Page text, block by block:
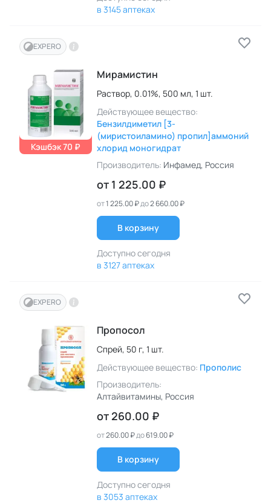
в 3145 аптеках
EXPERO
Кэшбэк 70 ₽
Мирамистин
Раствор, 0.01%, 500 мл, 1 шт.
Действующее вещество:
Бензилдиметил [3-
(миристоиламино) пропил]аммоний
хлорид моногидрат
Производитель: Инфамед, Россия
от 1 225.00 ₽
от1 225.00 ₽до2 660.00 ₽
В корзину
Доступно сегодня
в 3127 аптеках
EXPERO
Пропосол
Спрей, 50 г, 1 шт.
Действующее вещество: Прополис
Производитель:
Алтайвитамины, Россия
от 260.00 ₽
от260.00 ₽до619.00 ₽
В корзину
Доступно сегодня
в 3053 аптеках